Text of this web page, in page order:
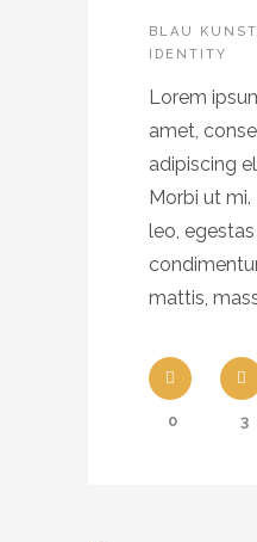
BLAU
IDENTITY
Lorem
amet,
adipiscing
Morbi ut
leo, egestas
mattis,
0 3